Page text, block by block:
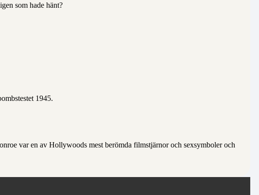
som hade hänt?
1945.
var en av Hollywoods mest berömda filmstjärnor och sexsymboler och